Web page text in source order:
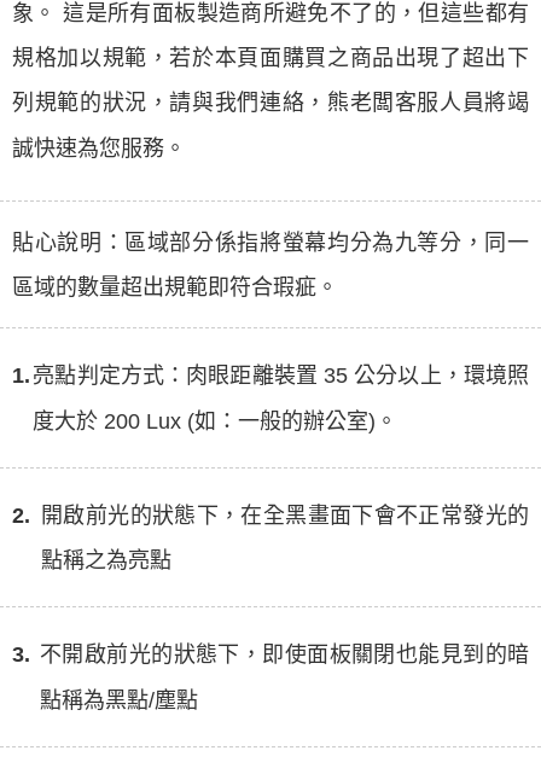
象。 這是所有面板製造商所避免不了的，但這些都有
規格加以規範，若於本頁面購買之商品出現了超出下
列規範的狀況，請與我們連絡，熊老闆客服人員將竭
誠快速為您服務。
貼心說明：區域部分係指將螢幕均分為九等分，同一
區域的數量超出規範即符合瑕疵。
1. 亮點判定方式：肉眼距離裝置 35 公分以上，環境照
度大於 200 Lux (如：一般的辦公室)。
2.
開啟前光的狀態下，在全黑畫面下會不正常發光的
點稱之為亮點
3. 不開啟前光的狀態下，即使面板關閉也能見到的暗
點稱為黑點/塵點